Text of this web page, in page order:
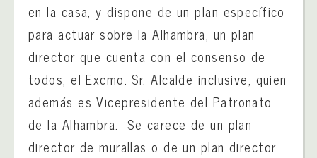
en la casa, y dispone de un plan específico
para actuar sobre la Alhambra, un plan
director que cuenta con el consenso de
todos, el Excmo. Sr. Alcalde inclusive, quien
además es Vicepresidente del Patronato
de la Alhambra. Se carece de un plan
director de murallas o de un plan director